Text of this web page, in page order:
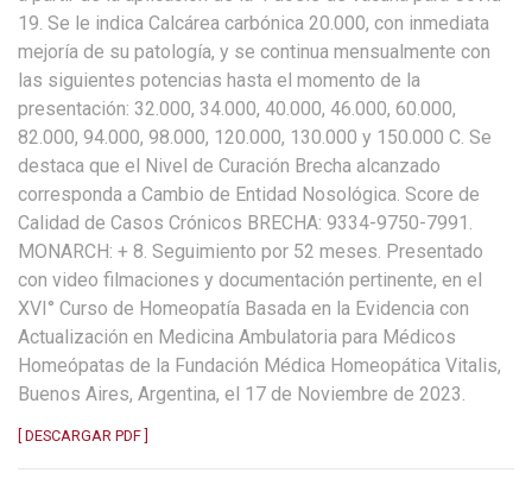
19. Se le indica Calcárea carbónica 20.000, con inmediata
mejoría de su patología, y se continua mensualmente con
las siguientes potencias hasta el momento de la
presentación: 32.000, 34.000, 40.000, 46.000, 60.000,
82.000, 94.000, 98.000, 120.000, 130.000 y 150.000 C. Se
destaca que el Nivel de Curación Brecha alcanzado
corresponda a Cambio de Entidad Nosológica. Score de
Calidad de Casos Crónicos BRECHA: 9334-9750-7991.
MONARCH: + 8. Seguimiento por 52 meses. Presentado
con video filmaciones y documentación pertinente, en el
XVI° Curso de Homeopatía Basada en la Evidencia con
Actualización en Medicina Ambulatoria para Médicos
Homeópatas de la Fundación Médica Homeopática Vitalis,
Buenos Aires, Argentina, el 17 de Noviembre de 2023.
[ DESCARGAR PDF ]